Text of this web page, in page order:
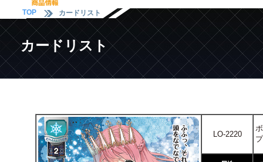
TOP カードリスト
カードリスト
LO-2220